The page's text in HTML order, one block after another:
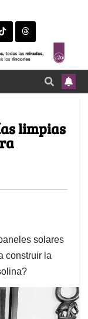
limpias
solares
construir la